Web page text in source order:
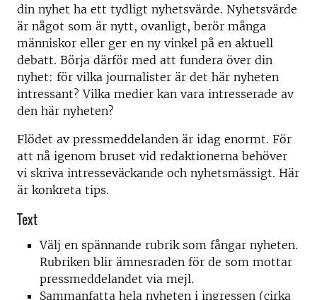
din nyhet ha ett tydligt nyhetsvärde. Nyhetsvärde
är något som är nytt, ovanligt, berör många
människor eller ger en ny vinkel på en aktuell
debatt. Börja därför med att fundera över din
nyhet: för vilka journalister är det här nyheten
intressant? Vilka medier kan vara intresserade av
den här nyheten?
Flödet av pressmeddelanden är idag enormt. För
att nå igenom bruset vid redaktionerna behöver
vi skriva intresseväckande och nyhetsmässigt. Här
är konkreta tips.
Text
Välj en spännande rubrik som fångar nyheten.
Rubriken blir ämnesraden för de som mottar
pressmeddelandet via mejl.
Sammanfatta hela nyheten i ingressen (cirka